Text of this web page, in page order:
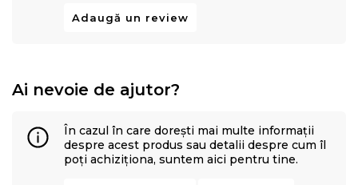
Adaugă un review
Ai nevoie de ajutor?
În cazul în care dorești mai multe informații
despre acest produs sau detalii despre cum îl
poți achiziționa, suntem aici pentru tine.